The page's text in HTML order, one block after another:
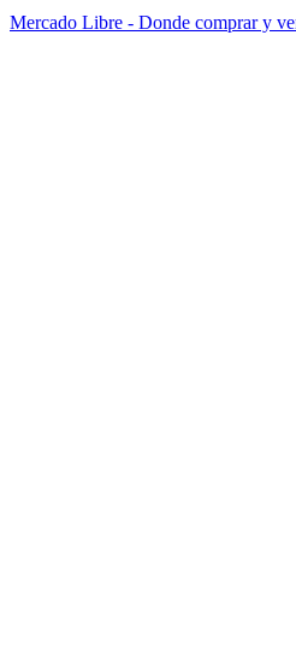
Mercado Libre - Donde comprar y